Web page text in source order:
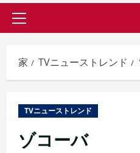
プ
イ
マ
ニ
ー
家 TVニューストレンド
TVニューストレンド
ゾコーバ